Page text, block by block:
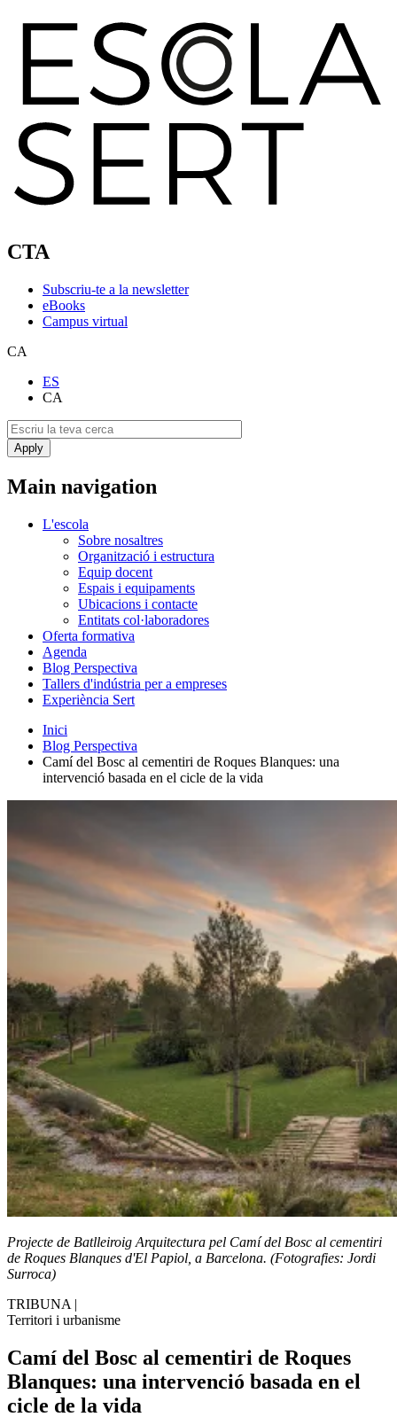
CTA
Subscriu-te a la newsletter
eBooks
Campus virtual
CA
ES
CA
Main navigation
L'escola
Sobre nosaltres
Organització i estructura
Equip docent
Espais i equipaments
Ubicacions i contacte
Entitats col·laboradores
Oferta formativa
Agenda
Blog Perspectiva
Tallers d'indústria per a empreses
Experiència Sert
Inici
Blog Perspectiva
Camí del Bosc al cementiri de Roques Blanques: una
intervenció basada en el cicle de la vida
Projecte de Batlleiroig Arquitectura pel Camí del Bosc al cementiri
de Roques Blanques d'El Papiol, a Barcelona. (Fotografies: Jordi
Surroca)
TRIBUNA |
Territori i urbanisme
Camí del Bosc al cementiri de Roques
Blanques: una intervenció basada en el
cicle de la vida